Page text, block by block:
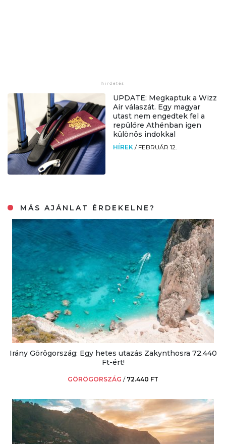
UPDATE: Megkaptuk a Wizz
Air válaszát. Egy magyar
utast nem engedtek fel a
repülőre Athénban igen
különös indokkal
HÍREK / FEBRUÁR 12.
MÁS AJÁNLAT ÉRDEKELNE?
Irány Görögország: Egy hetes utazás Zakynthosra 72.440
Ft-ért!
GÖRÖGORSZÁG / 72.440 FT